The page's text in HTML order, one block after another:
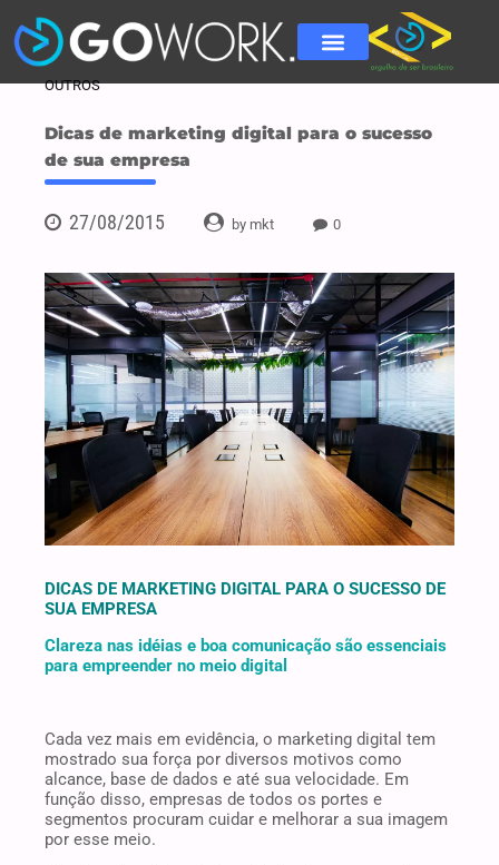
OUTROS
Dicas de marketing digital para o sucesso
de sua empresa
27/08/2015 by mkt 0
DICAS DE MARKETING DIGITAL PARA O SUCESSO DE
SUA EMPRESA
Clareza nas idéias e boa comunicação são essenciais
para empreender no meio digital
Cada vez mais em evidência, o marketing digital tem
mostrado sua força por diversos motivos como
alcance, base de dados e até sua velocidade. Em
função disso, empresas de todos os portes e
segmentos procuram cuidar e melhorar a sua imagem
por esse meio.